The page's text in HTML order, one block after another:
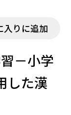
入りに追加
－小学
した漢